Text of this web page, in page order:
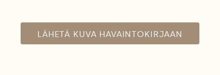
LÄHETÄ KUVA HAVAINTOKIRJAAN